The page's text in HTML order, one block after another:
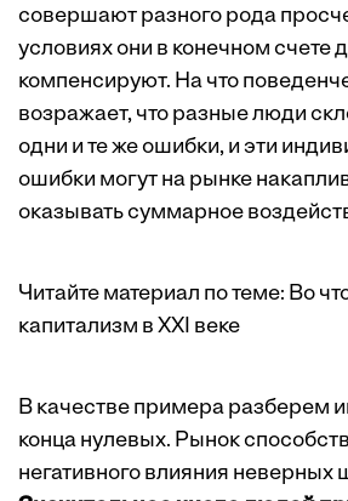
совершают разного рода
условиях они в конечном счете
компенсируют. На что
возражает, что разные люди
одни и те же ошибки, и эти
ошибки могут на рынке
оказывать суммарное
Читайте материал по теме: Во
капитализм в XXI веке
В качестве примера разберем
конца нулевых. Рынок
негативного влияния неверных